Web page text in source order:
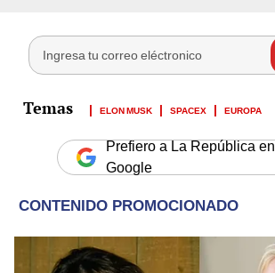
ELON MUSK SPACEX EUROPA
Prefiero a La República en
Google